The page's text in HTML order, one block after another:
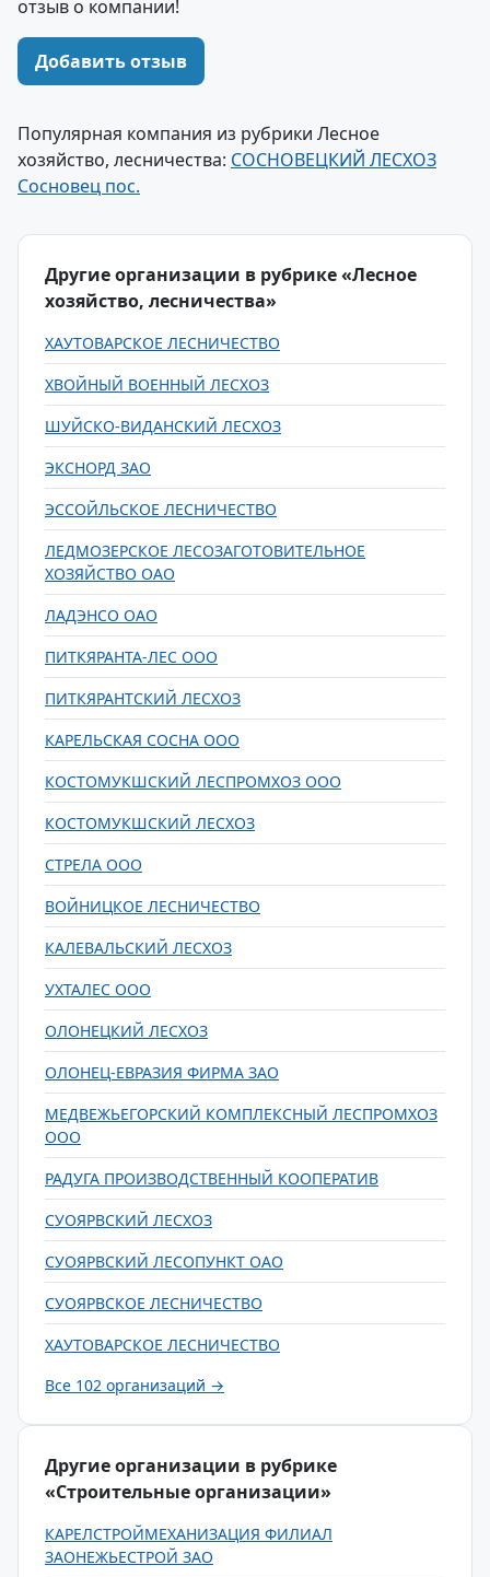
отзыв о компании!
Добавить отзыв
Популярная компания из рубрики Лесное
хозяйство, лесничества: СОСНОВЕЦКИЙ ЛЕСХОЗ
Сосновец пос.
Другие организации в рубрике «Лесное
хозяйство, лесничества»
ХАУТОВАРСКОЕ ЛЕСНИЧЕСТВО
ХВОЙНЫЙ ВОЕННЫЙ ЛЕСХОЗ
ШУЙСКО-ВИДАНСКИЙ ЛЕСХОЗ
ЭКСНОРД ЗАО
ЭССОЙЛЬСКОЕ ЛЕСНИЧЕСТВО
ЛЕДМОЗЕРСКОЕ ЛЕСОЗАГОТОВИТЕЛЬНОЕ
ХОЗЯЙСТВО ОАО
ЛАДЭНСО ОАО
ПИТКЯРАНТА-ЛЕС ООО
ПИТКЯРАНТСКИЙ ЛЕСХОЗ
КАРЕЛЬСКАЯ СОСНА ООО
КОСТОМУКШСКИЙ ЛЕСПРОМХОЗ ООО
КОСТОМУКШСКИЙ ЛЕСХОЗ
СТРЕЛА ООО
ВОЙНИЦКОЕ ЛЕСНИЧЕСТВО
КАЛЕВАЛЬСКИЙ ЛЕСХОЗ
УХТАЛЕС ООО
ОЛОНЕЦКИЙ ЛЕСХОЗ
ОЛОНЕЦ-ЕВРАЗИЯ ФИРМА ЗАО
МЕДВЕЖЬЕГОРСКИЙ КОМПЛЕКСНЫЙ ЛЕСПРОМХОЗ
ООО
РАДУГА ПРОИЗВОДСТВЕННЫЙ КООПЕРАТИВ
СУОЯРВСКИЙ ЛЕСХОЗ
СУОЯРВСКИЙ ЛЕСОПУНКТ ОАО
СУОЯРВСКОЕ ЛЕСНИЧЕСТВО
ХАУТОВАРСКОЕ ЛЕСНИЧЕСТВО
Все 102 организаций →
Другие организации в рубрике
«Строительные организации»
КАРЕЛСТРОЙМЕХАНИЗАЦИЯ ФИЛИАЛ
ЗАОНЕЖЬЕСТРОЙ ЗАО